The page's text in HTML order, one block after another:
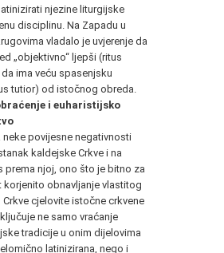
njezine liturgijske
disciplinu. Na Zapadu u
vladalo je uvjerenje da
„objektivno“ ljepši (ritus
ima veću spasenjsku
tutior) od istočnog obreda.
i euharistijsko
neke povijesne negativnosti
kaldejske Crkve i na
prema njoj, ono što je bitno za
korjenito obnavljanje vlastitog
cjelovite istočne crkvene
ne samo vraćanje
tradicije u onim dijelovima
latinizirana, nego i